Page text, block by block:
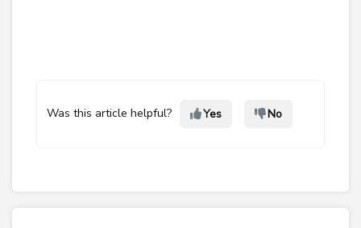
Was this article helpful? Yes No